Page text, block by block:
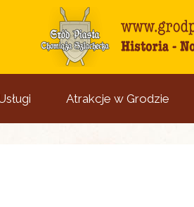
Atrakcje w Grodzie